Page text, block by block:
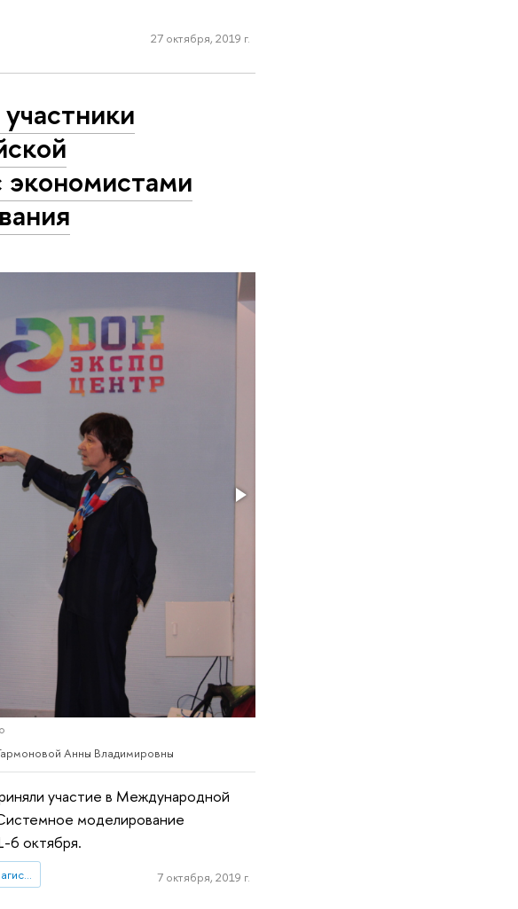
27 октября, 2019 г.
экономистами
Анны Владимировны
участие в Международной
моделирование
6 октября.
Проект «Ландшафт российской магистратуры» 7 октября, 2019 г.